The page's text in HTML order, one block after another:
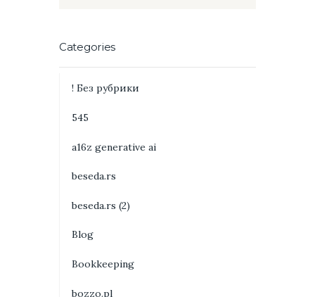
Categories
! Без рубрики
545
a16z generative ai
beseda.rs
beseda.rs (2)
Blog
Bookkeeping
bozzo.pl